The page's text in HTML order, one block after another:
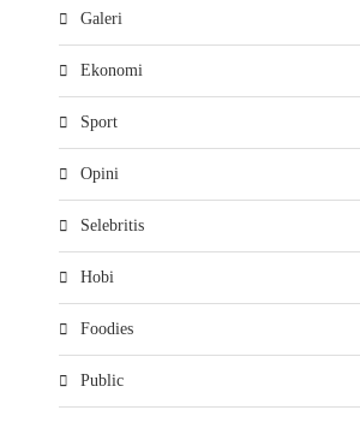
Galeri
Ekonomi
Sport
Opini
Selebritis
Hobi
Foodies
Public